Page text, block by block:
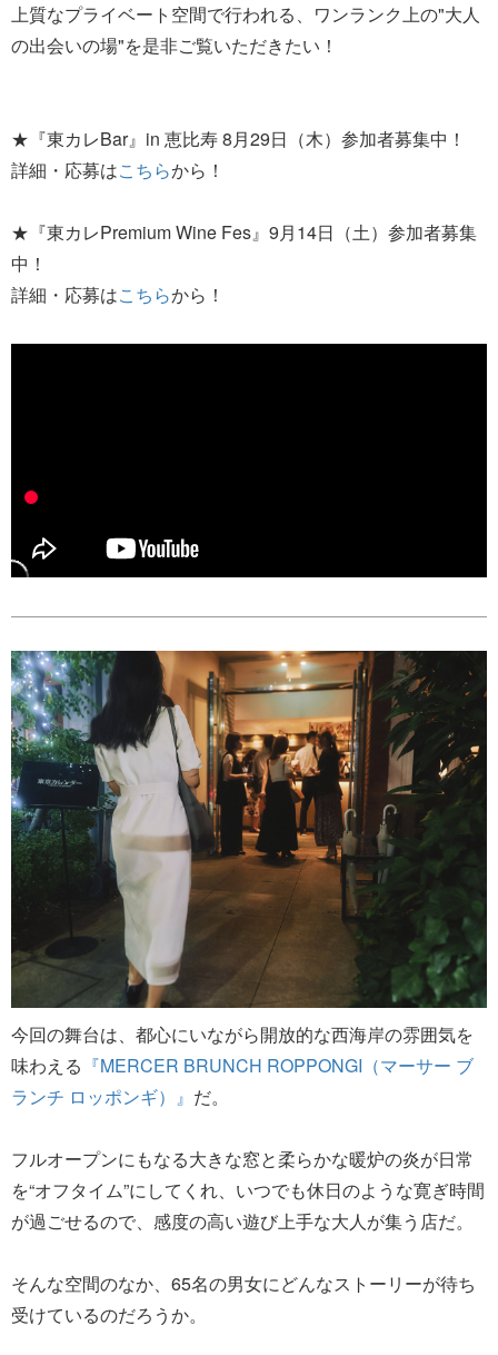
上質なプライベート空間で行われる、ワンランク上の"大人
の出会いの場"を是非ご覧いただきたい！
★『東カレBar』in 恵比寿 8月29日（木）参加者募集中！
詳細・応募はこちらから！
★『東カレPremium Wine Fes』9月14日（土）参加者募集
中！
詳細・応募はこちらから！
今回の舞台は、都心にいながら開放的な西海岸の雰囲気を
味わえる 『MERCER BRUNCH ROPPONGI（マーサー ブ
ランチ ロッポンギ）』 だ。
フルオープンにもなる大きな窓と柔らかな暖炉の炎が日常
を“オフタイム”にしてくれ、いつでも休日のような寛ぎ時間
が過ごせるので、感度の高い遊び上手な大人が集う店だ。
そんな空間のなか、65名の男女にどんなストーリーが待ち
受けているのだろうか。